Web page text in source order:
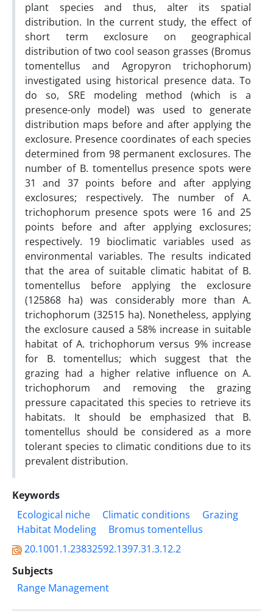
plant species and thus, alter its spatial
distribution. In the current study, the effect of
short term exclosure on geographical
distribution of two cool season grasses (Bromus
tomentellus and Agropyron trichophorum)
investigated using historical presence data. To
do so, SRE modeling method (which is a
presence-only model) was used to generate
distribution maps before and after applying the
exclosure. Presence coordinates of each species
determined from 98 permanent exclosures. The
number of B. tomentellus presence spots were
31 and 37 points before and after applying
exclosures; respectively. The number of A.
trichophorum presence spots were 16 and 25
points before and after applying exclosures;
respectively. 19 bioclimatic variables used as
environmental variables. The results indicated
that the area of suitable climatic habitat of B.
tomentellus before applying the exclosure
(125868 ha) was considerably more than A.
trichophorum (32515 ha). Nonetheless, applying
the exclosure caused a 58% increase in suitable
habitat of A. trichophorum versus 9% increase
for B. tomentellus; which suggest that the
grazing had a higher relative influence on A.
trichophorum and removing the grazing
pressure capacitated this species to retrieve its
habitats. It should be emphasized that B.
tomentellus should be considered as a more
tolerant species to climatic conditions due to its
prevalent distribution.
Keywords
Ecological niche
Climatic conditions
Grazing
Habitat Modeling
Bromus tomentellus
20.1001.1.23832592.1397.31.3.12.2
Subjects
Range Management